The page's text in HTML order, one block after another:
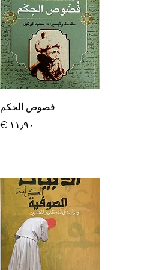
العرض السريع
فصوص الحكم
السعر